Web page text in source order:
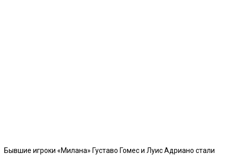
Бывшие игроки «Милана» Густаво Гомес и Луис Адриано стали